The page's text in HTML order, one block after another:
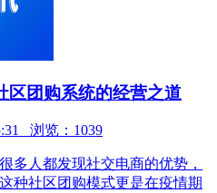
区团购系统的经营之道
浏览：1039
多人都发现社交电商的优势，
种社区团购模式更是在疫情期